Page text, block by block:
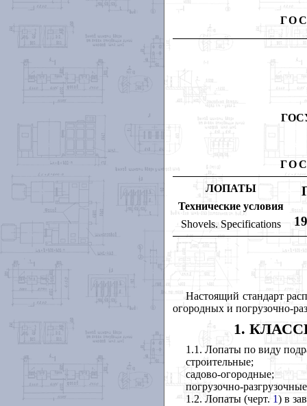
ЛОПАТЫ
Технические условия
Shovels.Specifications
Настоящий стандарт
огородных и погрузочно-
1.
1.1. Лопаты по виду
строительные;
садово-огородные;
погрузочно-
1.2. Лопаты (черт. 1) в